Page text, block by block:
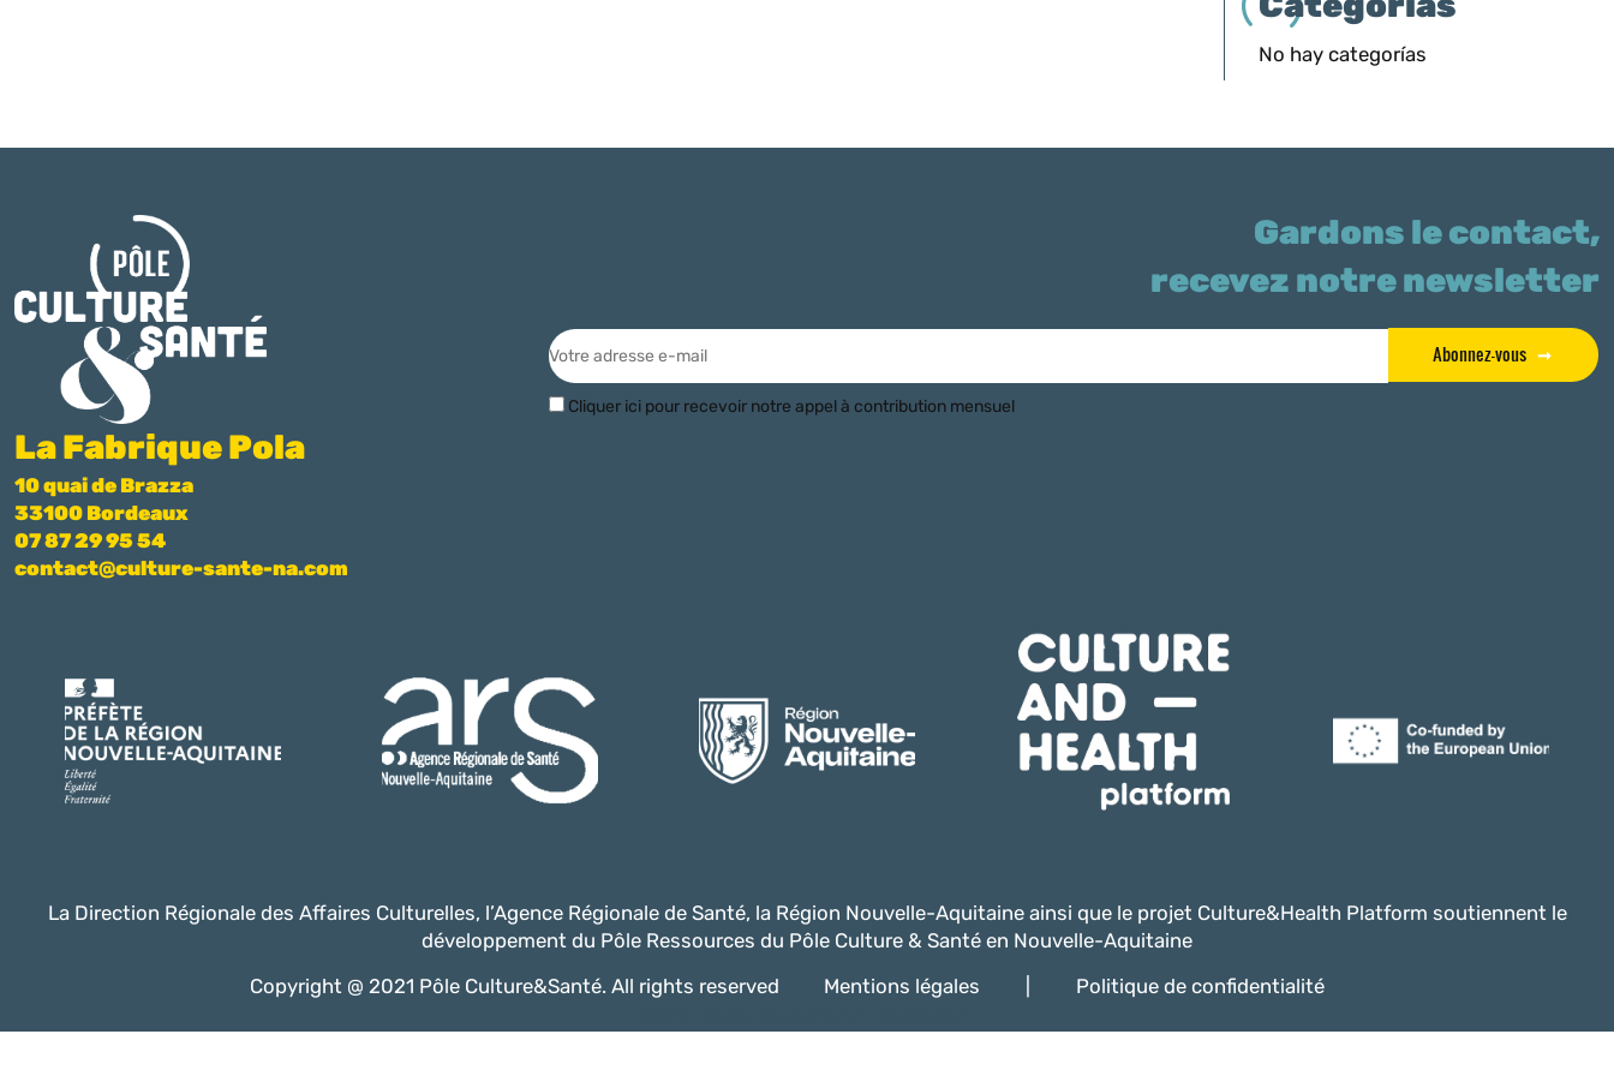
No hay categorías
La Fabrique Pola
10 quai de Brazza
33100 Bordeaux
07 87 29 95 54
contact@culture-sante-na.com
Gardons le contact,
recevez notre newsletter
Abonnez-vous
Cliquer ici pour recevoir notre appel à contribution mensuel
La Direction Régionale des Affaires Culturelles, l’Agence Régionale de Santé, la Région Nouvelle-Aquitaine ainsi que le projet Culture&Health Platform soutiennent le
développement du Pôle Ressources du Pôle Culture & Santé en Nouvelle-Aquitaine
Copyright @ 2021 Pôle Culture&Santé. All rights reserved
Mentions légales Politique de confidentialité